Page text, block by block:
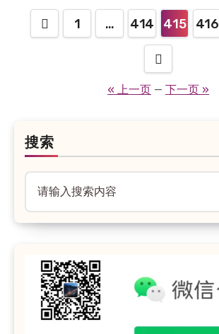
文
1 … 414 415 416
« 上一页 — 下一页 »
搜索